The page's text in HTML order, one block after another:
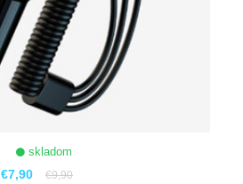
skladom
€7,90 €9,90